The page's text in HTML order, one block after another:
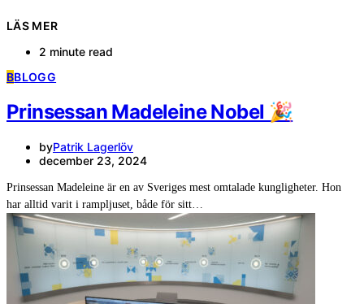
LÄS MER
2 minute read
BBLOGG
Prinsessan Madeleine Nobel 🎉
byPatrik Lagerlöv
december 23, 2024
Prinsessan Madeleine är en av Sveriges mest omtalade kungligheter. Hon
har alltid varit i rampljuset, både för sitt…